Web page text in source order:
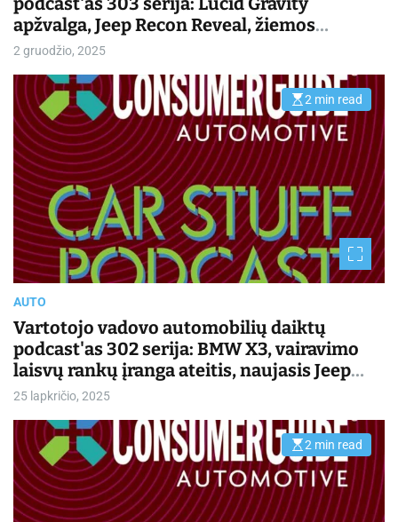
apžvalga, Jeep Recon Reveal, žiemos
vairavimas giliai | Kasdienis važiavimas
2 gruodžio, 2025
E
s
t
i
m
a
t
e
d
a
d
2 min read
AUTO
Vartotojo vadovo automobilių daiktų
podcast'as 302 serija: BMW X3, vairavimo
laisvų rankų įranga ateitis, naujasis Jeep
variklis | Kasdienis važiavimas
25 lapkričio, 2025
E
s
t
i
m
a
2 min read